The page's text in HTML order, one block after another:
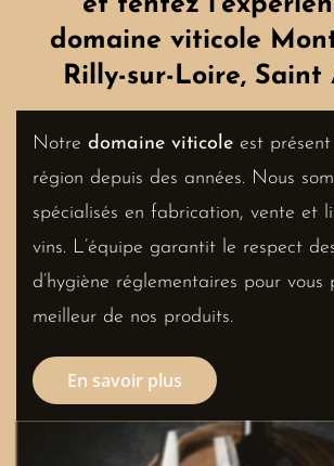
domaine viticole
Rilly-sur-Loire, Saint
Notre domaine viticole est
région depuis des années. Nous
spécialisés en fabrication, vente et
vins. L’équipe garantit le respect
d’hygiène réglementaires pour vous
meilleur de nos produits.
En savoir plus